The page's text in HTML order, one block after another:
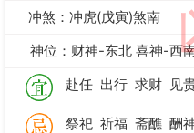
冲煞：冲虎(戊寅)煞南
神位：财神-东北 喜神-西
赴任 出行 求财 见
祭祀 祈福 斋醮 酬